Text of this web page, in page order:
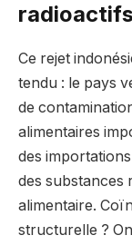
radioactifs
Ce rejet
tendu : le pays
de
alimentaires
des
des substances
alimentaire.
structurelle ?